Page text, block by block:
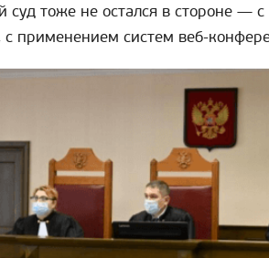
суд тоже не остался в стороне —
с применением систем веб-